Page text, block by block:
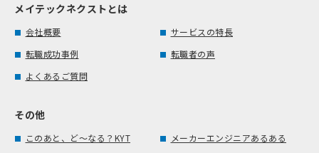
メイテックネクストとは
会社概要
サービスの特長
転職成功事例
転職者の声
よくあるご質問
その他
このあと、ど～なる？KYT
メーカーエンジニアあるある